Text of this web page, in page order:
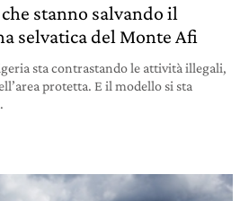
stanno salvando il
selvatica del Monte Afi
sta contrastando le attività illegali,
protetta. E il modello si sta